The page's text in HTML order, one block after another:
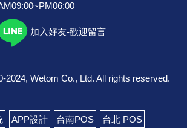
加入好友-歡迎留言
2024, Wetom Co., Ltd. All rights reserved.
APP設計 台南POS 台北 POS